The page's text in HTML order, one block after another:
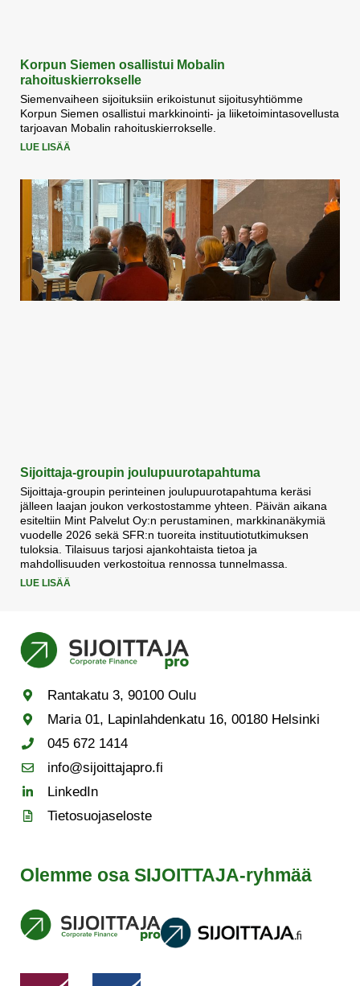
Korpun Siemen osallistui Mobalin
rahoituskierrokselle
Siemenvaiheen sijoituksiin erikoistunut sijoitusyhtiömme
Korpun Siemen osallistui markkinointi- ja liiketoimintasovellusta
tarjoavan Mobalin rahoituskierrokselle.
LUE LISÄÄ
Sijoittaja-groupin joulupuurotapahtuma
Sijoittaja-groupin perinteinen joulupuurotapahtuma keräsi
jälleen laajan joukon verkostostamme yhteen. Päivän aikana
esiteltiin Mint Palvelut Oy:n perustaminen, markkinanäkymiä
vuodelle 2026 sekä SFR:n tuoreita instituutiotutkimuksen
tuloksia. Tilaisuus tarjosi ajankohtaista tietoa ja
mahdollisuuden verkostoitua rennossa tunnelmassa.
LUE LISÄÄ
Rantakatu 3, 90100 Oulu
Maria 01, Lapinlahdenkatu 16, 00180 Helsinki
045 672 1414
info@sijoittajapro.fi
LinkedIn
Tietosuojaseloste
Olemme osa SIJOITTAJA-ryhmää